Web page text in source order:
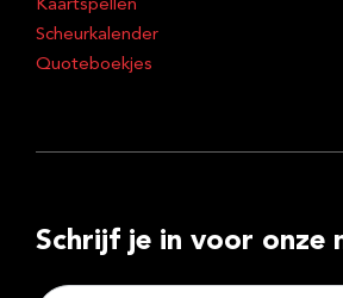
Kaartspellen
Scheurkalender
Quoteboekjes
Schrijf je in voor onze